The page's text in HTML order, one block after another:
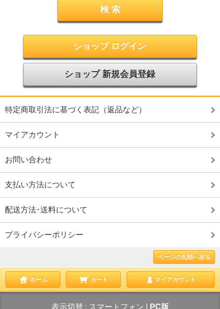
ショップ ログイン
ショップ 新規会員登録
特定商取引法に基づく表記（返品など）
マイアカウント
お問い合わせ
支払い方法について
配送方法･送料について
プライバシーポリシー
ページの先頭へ戻る
ホーム カート マイアカウント
表示切替 : スマートフォン PC版